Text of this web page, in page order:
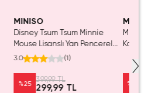
MINISO
Disney Tsum Tsum Minnie
Mouse Lisanslı Yan Pencereli
Mini Saklama Kutusu –
3.0 (1)
%25
399,99 TL
299,99 TL
Miniso
%